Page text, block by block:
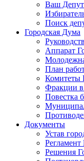
Ваш
Поиск
Городская Дума
Аппарат
План
Комитеты
Фракции в
Повестка
Документы
Устав
Решения